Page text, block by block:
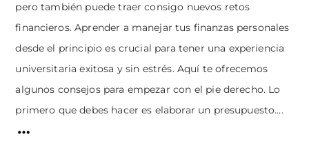
pero también puede traer consigo nuevos retos
financieros. Aprender a manejar tus finanzas personales
desde el principio es crucial para tener una experiencia
universitaria exitosa y sin estrés. Aquí te ofrecemos
algunos consejos para empezar con el pie derecho. Lo
primero que debes hacer es elaborar un presupuesto....